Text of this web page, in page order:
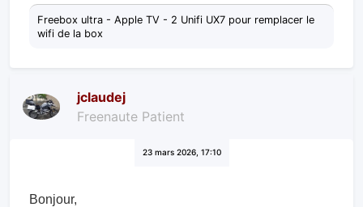
Freebox ultra - Apple TV - 2 Unifi UX7 pour remplacer le
wifi de la box
jclaudej
Freenaute Patient
23 mars 2026, 17:10
Bonjour,